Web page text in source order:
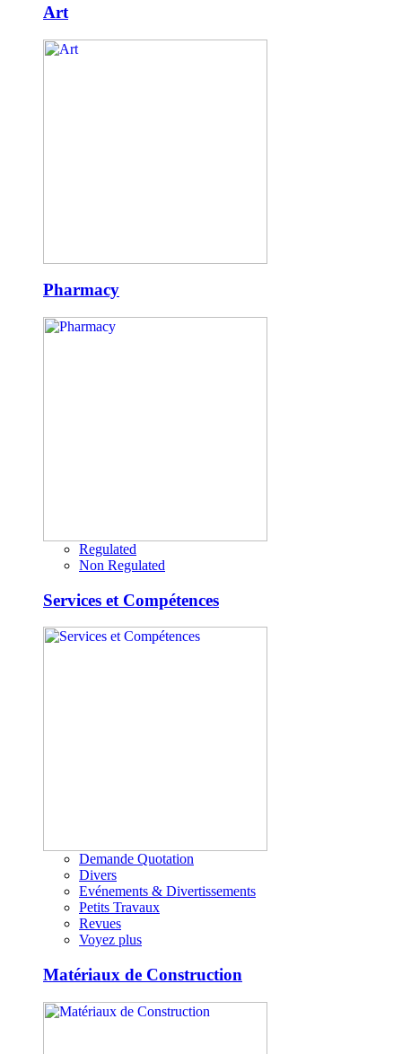
Art
Pharmacy
Regulated
Non Regulated
Services et Compétences
Demande Quotation
Divers
Evénements & Divertissements
Petits Travaux
Revues
Voyez plus
Matériaux de Construction